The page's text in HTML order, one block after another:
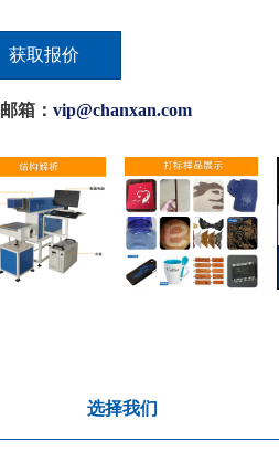
获取报价
邮箱： vip@chanxan.com
选择我们